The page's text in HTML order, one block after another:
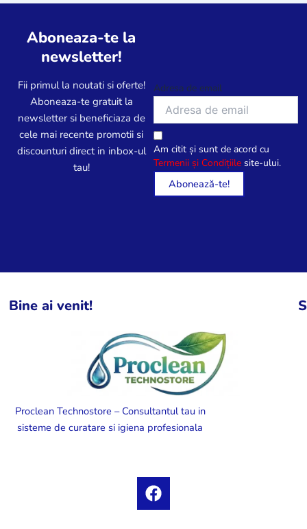
Aboneaza-te la
newsletter!
Fii primul la noutati si oferte!
Aboneaza-te gratuit la
newsletter si beneficiaza de
cele mai recente promotii si
discounturi direct in inbox-ul
tau!
Adresa de email
Am citit și sunt de acord cu
Termenii și Condițiile site-ului.
Bine ai venit!
Proclean Technostore – Consultantul tau in
sisteme de curatare si igiena profesionala
F
a
c